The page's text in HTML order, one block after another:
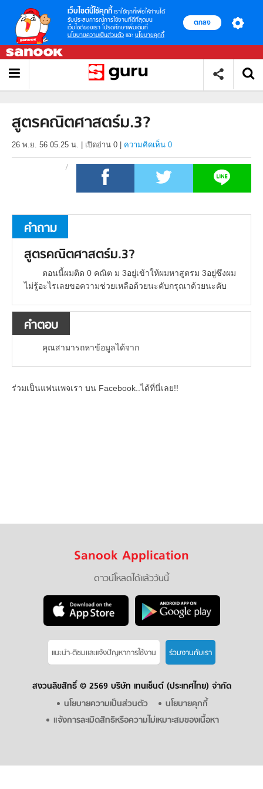
เว็บไซต์นี้ใช้คุกกี้ เราใช้คุกกี้เพื่อให้ท่านได้
รับประสบการณ์การใช้งานที่ดีที่สุดบน
เว็บไซต์ของเรา โปรดศึกษาเพิ่มเติมที่
นโยบายความเป็นส่วนตัว และ นโยบายคุกกี้
ตกลง
สูตรคณิตศาสตร์ม.3?
26 พ.ย. 56 05.25 น. เปิดอ่าน 0 ความคิดเห็น 0
คำถาม
สูตรคณิตศาสตร์ม.3?
ตอนนี้ผมติด 0 คณิต ม 3อยู่เข้าให้ผมหาสูตรม 3อยู่ซึงผม
ไม่รู้อะไรเลยขอความช่วยเหลือด้วยนะคับกรุณาด้วยนะคับ
คำตอบ
คุณสามารถหาข้อมูลได้จาก
ร่วมเป็นแฟนเพจเรา บน Facebook..ได้ที่นี่เลย!!
Sanook Application
ดาวน์โหลดได้แล้ววันนี้
แนะนำ-ติชมเเละแจ้งปัญหาการใช้งาน ร่วมงานกับเรา
สงวนลิขสิทธิ์ © 2569 บริษัท เทนเซ็นต์ (ประเทศไทย) จำกัด
นโยบายความเป็นส่วนตัว
นโยบายคุกกี้
แจ้งการละเมิดสิทธิหรือความไม่เหมาะสมของเนื้อหา